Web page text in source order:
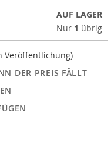
AUF LAGER
Nur 1 übrig
Veröffentlichung)
DER PREIS FÄLLT